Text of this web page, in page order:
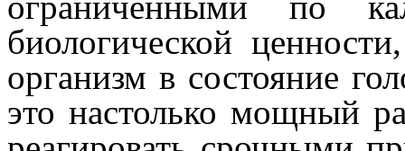
биологической
организм в состояние
это настолько мощный